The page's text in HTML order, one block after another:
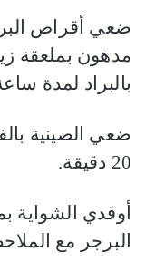
ضعي أقراص
مدهون بملعقة
بالبراد لمدة
20 دقيقة.
أوقدي الشواية
البرجر مع